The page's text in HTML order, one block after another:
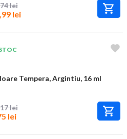
lei
lei
Tempera, Argintiu, 16 ml
lei
lei